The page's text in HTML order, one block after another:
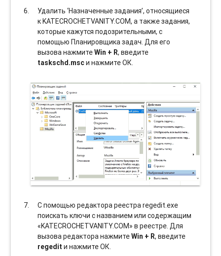
Удалить ‘Назначенные задания’, относящиеся
к KATECROCHETVANITY.COM, а также задания,
которые кажутся подозрительными, с
помощью Планировщика задач. Для его
вызова нажмитеWin + R, введите
taskschd.mscи нажмите ОК.
С помощью редактора реестра regedit.exe
поискать ключи с названием или содержащим
«KATECROCHETVANITY.COM» в реестре. Для
вызова редактора нажмитеWin + R, введите
regedit и нажмите ОК.